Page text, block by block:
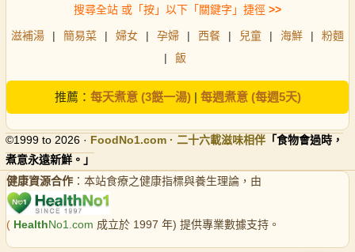
搜尋全站 或「按」以下「關鍵字」捷徑 >>
滋補湯 | 簡易菜 | 婦女 | 孕婦 | 西餐 | 兒童 | 海鮮 |
粉麵
|
飯
推薦： 每天煮意 (3餸一湯)| 每週煮意 (每週5天)
©1999 to 2026 · FoodNo1.com · 二十六載滋味相伴 「食物會過時，
煮意永遠新鮮。」
健康資源合作 ：本站食療之健康指標與養生理論，由
( HealthNo1.com 成立於 1997 年) 提供專業數據支持。